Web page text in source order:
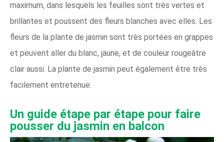
maximum, dans lesquels les feuilles sont très vertes et
brillantes et poussent des fleurs blanches avec elles. Les
fleurs de la plante de jasmin sont très portées en grappes
et peuvent aller du blanc, jaune, et de couleur rougeâtre
clair aussi. La plante de jasmin peut également être très
facilement entretenue.
Un guide étape par étape pour faire
pousser du jasmin en balcon